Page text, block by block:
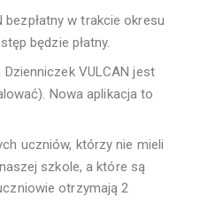
bezpłatny w trakcie okresu
będzie płatny.
VULCAN jest
Nowa aplikacja to
uczniów, którzy nie mieli
szkole, a które są
otrzymają 2